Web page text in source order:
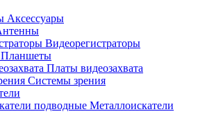
Аксессуары
Видеорегистраторы
Планшеты
Платы видеозахвата
Системы зрения
Металлоискатели